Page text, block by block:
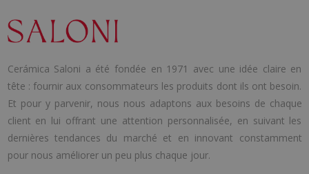
Cerámica Saloni a été fondée en 1971 avec une idée claire en
tête : fournir aux consommateurs les produits dont ils ont besoin.
Et pour y parvenir, nous nous adaptons aux besoins de chaque
client en lui offrant une attention personnalisée, en suivant les
dernières tendances du marché et en innovant constamment
pour nous améliorer un peu plus chaque jour.